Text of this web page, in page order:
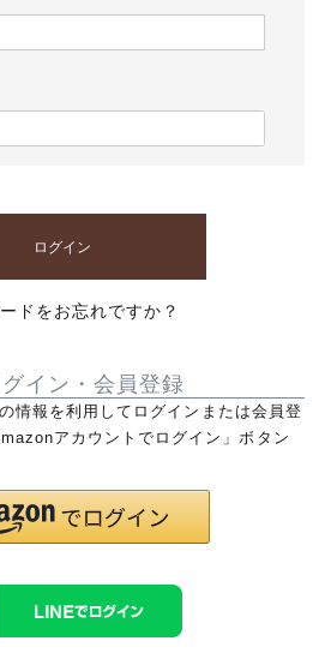
ログイン
ドをお忘れですか？
イン・会員登録
情報を利用してログインまたは会員登
アカウントでログイン」ボタン